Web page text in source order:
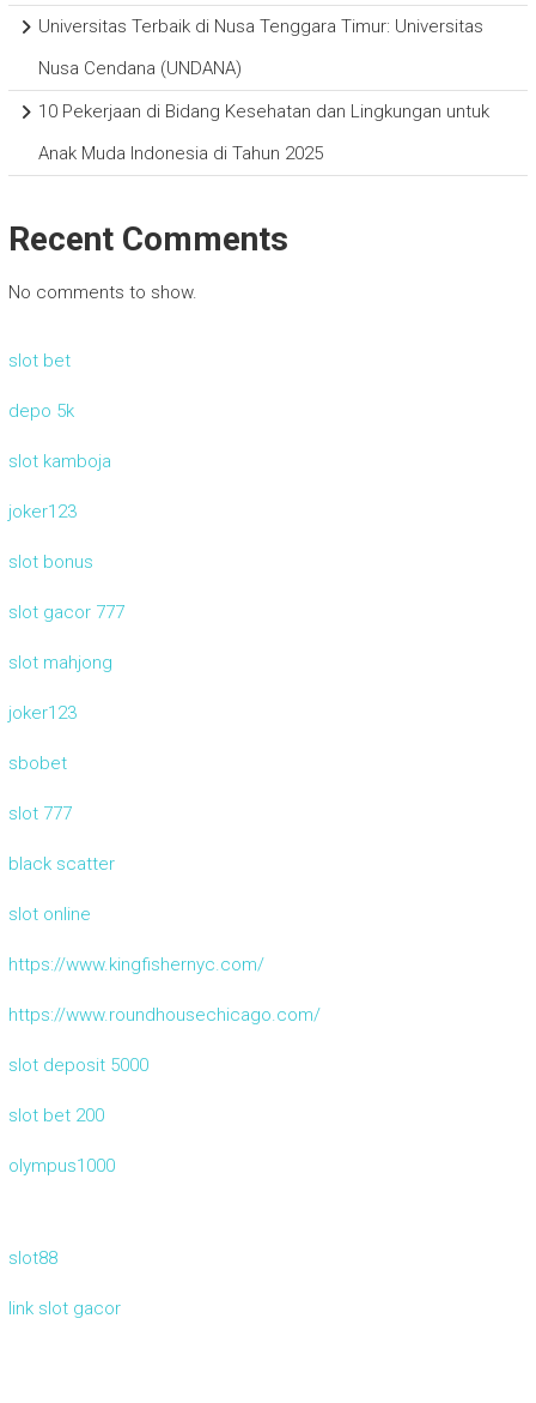
Universitas Terbaik di Nusa Tenggara Timur: Universitas
Nusa Cendana (UNDANA)
10 Pekerjaan di Bidang Kesehatan dan Lingkungan untuk
Anak Muda Indonesia di Tahun 2025
Recent Comments
No comments to show.
slot bet
depo 5k
slot kamboja
joker123
slot bonus
slot gacor 777
slot mahjong
joker123
sbobet
slot 777
black scatter
slot online
https://www.kingfishernyc.com/
https://www.roundhousechicago.com/
slot deposit 5000
slot bet 200
olympus1000
slot88
link slot gacor